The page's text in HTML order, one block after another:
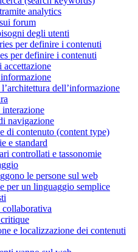
analytics
forum
degli utenti
per definire i contenuti
per definire i contenuti
dell’informazione
navigazione
di contenuto (content type)
e standard
controllati e tassonomie
le persone sul web
per un linguaggio semplice
e localizzazione dei contenuti